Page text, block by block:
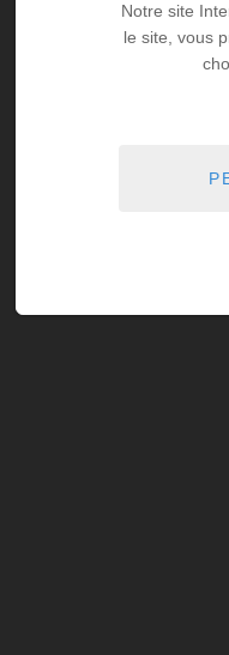
Notre site
le site, vous